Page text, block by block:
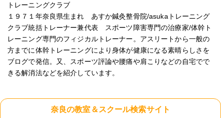
トレーニングクラブ
１９７１年奈良県生まれ あすか鍼灸整骨院/asukaトレーニング
クラブ統括トレーナー兼代表 スポーツ障害専門の治療家/体幹ト
レーニング専門のフィジカルトレーナー。アスリートから一般の
方までに体幹トレーニングにより身体が健康になる素晴らしさを
ブログで発信。又、スポーツ評論や腰痛や肩こりなどの自宅でで
きる解消法などを紹介しています。
奈良の教室＆スクール検索サイト